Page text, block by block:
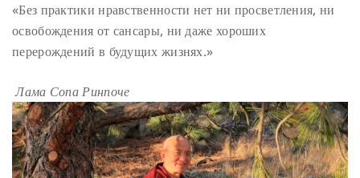
ПРОИСХОЖДЕНИЯ(2)
ПАМЯТКА ПРАДЖНЯПАРАМИТА (2)
ЧЕТЫРЕ БЕЗМЕРНЫХ(2)
ЯНГСИ РИНПОЧЕ(2) ТИБЕТ(2) ЛАМА ЧОПА(2)
КОПАН(2) СУТРА ЗОЛОТИСТОГО СВЕТА(2)
ЧАКРАСАМВАРА(2) ПРИРОДА БУДДЫ(2)
«Без практики нравственности нет ни просветления, ни
освобождения от сансары, ни даже хороших
перерождений в будущих жизнях.»
Лама Сопа Ринпоче